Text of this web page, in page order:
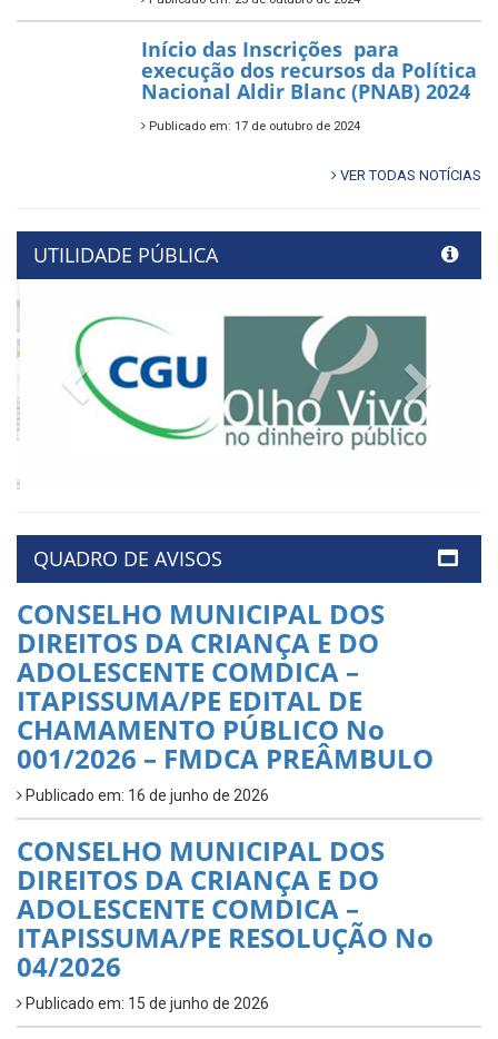
Início das Inscrições para
execução dos recursos da Política
Nacional Aldir Blanc (PNAB) 2024
Publicado em: 17 de outubro de 2024
VER TODAS NOTÍCIAS
UTILIDADE PÚBLICA
Previous
QUADRO DE AVISOS
CONSELHO MUNICIPAL DOS
DIREITOS DA CRIANÇA E DO
ADOLESCENTE COMDICA –
ITAPISSUMA/PE EDITAL DE
CHAMAMENTO PÚBLICO No
001/2026 – FMDCA PREÂMBULO
Publicado em: 16 de junho de 2026
CONSELHO MUNICIPAL DOS
DIREITOS DA CRIANÇA E DO
ADOLESCENTE COMDICA –
ITAPISSUMA/PE RESOLUÇÃO No
04/2026
Publicado em: 15 de junho de 2026